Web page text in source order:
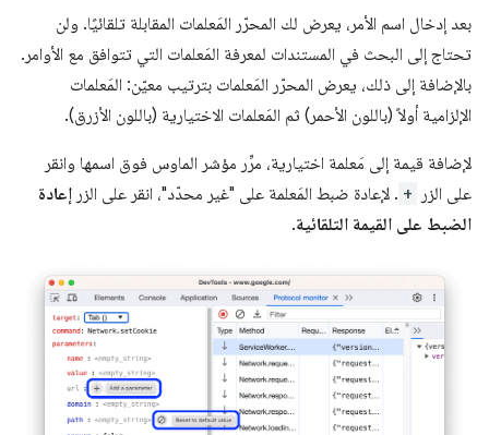
بعد إدخال اسم الأمر، يعرض لك المحرّر المَعلمات المقابلة تلقائيًا. ولن
تحتاج إلى البحث في المستندات لمعرفة المَعلمات التي تتوافق مع الأوامر.
بالإضافة إلى ذلك، يعرض المحرّر المَعلمات بترتيب معيّن: المَعلمات
الإلزامية أولاً (باللون الأحمر) ثم المَعلمات الاختيارية (باللون الأزرق).
لإضافة قيمة إلى مَعلمة اختيارية، مرِّر مؤشر الماوس فوق اسمها وانقر
على الزر
+ . لإعادة ضبط المَعلمة على "غير محدّد"، انقر على الزر إعادة
الضبط على القيمة التلقائية.